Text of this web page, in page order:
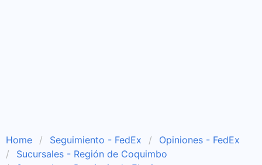
Home Seguimiento - FedEx
Opiniones - FedEx
Sucursales - Región de Coquimbo